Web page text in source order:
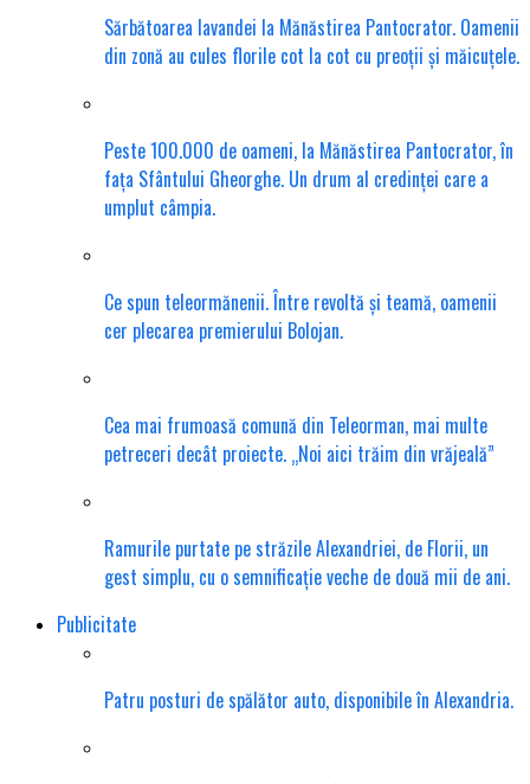
Sărbătoarea lavandei la Mănăstirea Pantocrator. Oamenii
din zonă au cules florile cot la cot cu preoții și măicuțele.
Peste 100.000 de oameni, la Mănăstirea Pantocrator, în
fața Sfântului Gheorghe. Un drum al credinței care a
umplut câmpia.
Ce spun teleormănenii. Între revoltă și teamă, oamenii
cer plecarea premierului Bolojan.
Cea mai frumoasă comună din Teleorman, mai multe
petreceri decât proiecte. „Noi aici trăim din vrăjeală”
Ramurile purtate pe străzile Alexandriei, de Florii, un
gest simplu, cu o semnificație veche de două mii de ani.
Publicitate
Patru posturi de spălător auto, disponibile în Alexandria.